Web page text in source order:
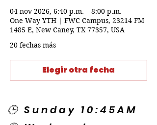
04 nov 2026, 6:40 p.m. – 8:00 p.m.
One Way YTH | FWC Campus, 23214 FM
1485 E, New Caney, TX 77357, USA
20 fechas más
Elegir otra fecha
🕒 Sunday 10:45AM